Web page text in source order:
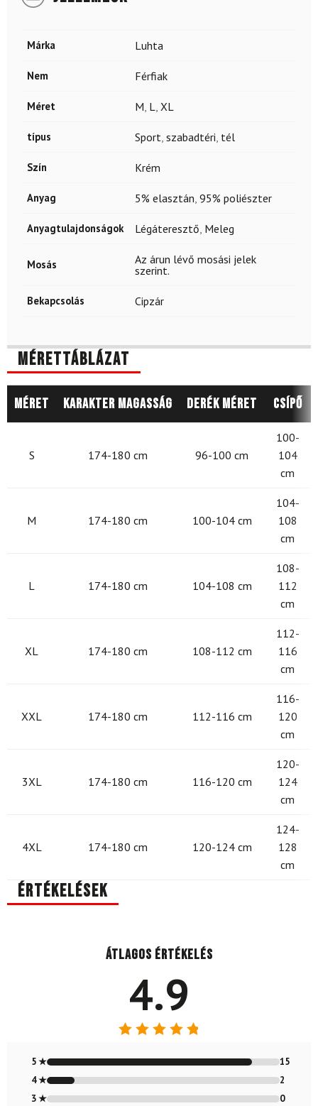
Márka Luhta
Nem Férfiak
Méret M, L, XL
típus Sport, szabadtéri, tél
Szín Krém
Anyag 5% elasztán, 95% poliészter
Anyagtulajdonságok Légáteresztő, Meleg
Mosás
Az árun lévő mosási jelek
szerint.
Bekapcsolás Cipzár
Mérettáblázat
Méret Karakter magasság Derék méret Csípő
S 174-180 cm 96-100 cm
100-
104
cm
M 174-180 cm 100-104 cm
104-
108
cm
L 174-180 cm 104-108 cm
108-
112
cm
XL 174-180 cm 108-112 cm
112-
116
cm
XXL 174-180 cm 112-116 cm
116-
120
cm
3XL 174-180 cm 116-120 cm
120-
124
cm
4XL 174-180 cm 120-124 cm
124-
128
cm
Értékelések
Átlagos értékelés
4.9
4.88/ 5
5 ★
15
4 ★
2
3 ★
0